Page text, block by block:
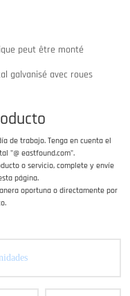
peut être monté
galvanisé avec roues
de trabajo. Tenga en cuenta el
"@ eastfound.com".
o servicio, complete y envíe
página.
oportuna o directamente por